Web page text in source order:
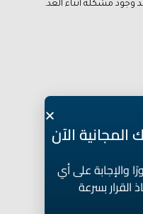
مشكلة أثناء العد.
والإجابة على أي